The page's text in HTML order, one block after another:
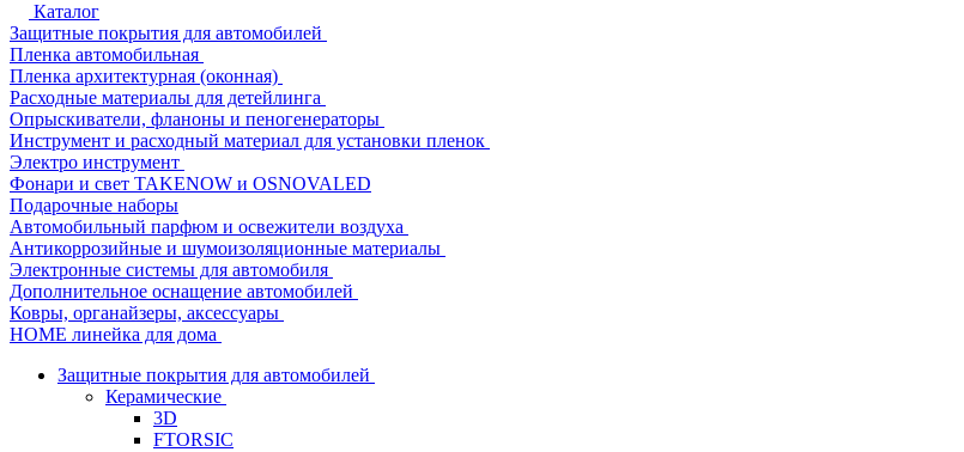
Каталог
Защитные покрытия для автомобилей
Пленка автомобильная
Пленка архитектурная (оконная)
Расходные материалы для детейлинга
Опрыскиватели, фланоны и пеногенераторы
Инструмент и расходный материал для установки пленок
Электро инструмент
Фонари и свет TAKENOW и OSNOVALED
Подарочные наборы
Автомобильный парфюм и освежители воздуха
Антикоррозийные и шумоизоляционные материалы
Электронные системы для автомобиля
Дополнительное оснащение автомобилей
Ковры, органайзеры, аксессуары
HOME линейка для дома
Защитные покрытия для автомобилей
Керамические
3D
FTORSIC